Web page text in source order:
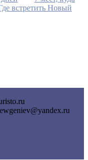
встретить Новый